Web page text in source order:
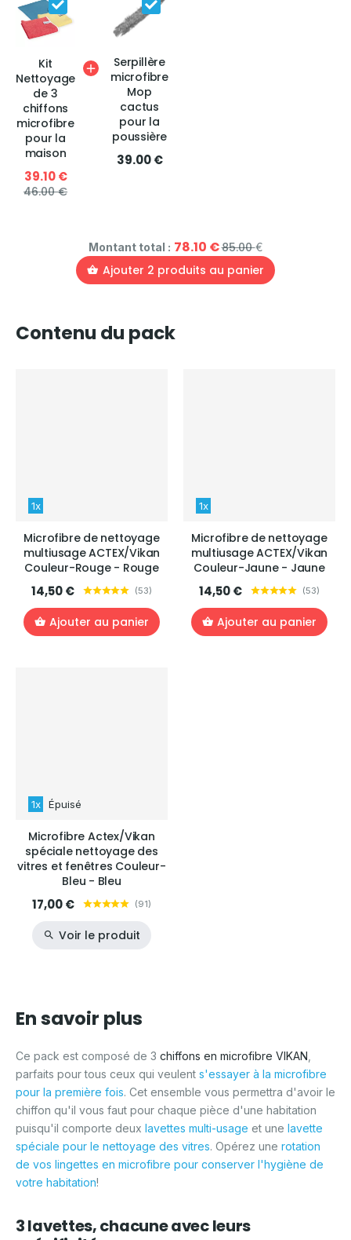
Kit
Nettoyage
de 3
chiffons
microfibre
pour la
maison
39.10 €
46.00 €
Serpillère
microfibre
Mop
cactus
pour la
poussière
39.00 €
Montant total : 78.10 €85.00€
Ajouter 2 produits au panier
Contenu du pack
1x
Microfibre de nettoyage
multiusage ACTEX/Vikan
Couleur-Rouge - Rouge
14,50 € (53)
Ajouter au panier
1x
Microfibre de nettoyage
multiusage ACTEX/Vikan
Couleur-Jaune - Jaune
14,50 € (53)
Ajouter au panier
1x Épuisé
Microfibre Actex/Vikan
spéciale nettoyage des
vitres et fenêtres Couleur-
Bleu - Bleu
17,00 € (91)
Voir le produit
En savoir plus
Ce pack est composé de 3 chiffons en microfibre VIKAN
parfaits pour tous ceux qui veulent s'essayer à la microfibre
pour la première fois. Cet ensemble vous permettra d'avoir le
chiffon qu'il vous faut pour chaque pièce d'une habitation
puisqu'il comporte deux lavettes multi-usage et une lavette
spéciale pour le nettoyage des vitres. Opérez une rotation
de vos lingettes en microfibre pour conserver l'hygiène de
votre habitation!
3 lavettes, chacune avec leurs